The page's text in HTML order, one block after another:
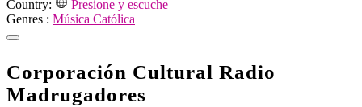
Country:
Presione y escuche
Genres : Música Católica
Corporación Cultural Radio
Madrugadores